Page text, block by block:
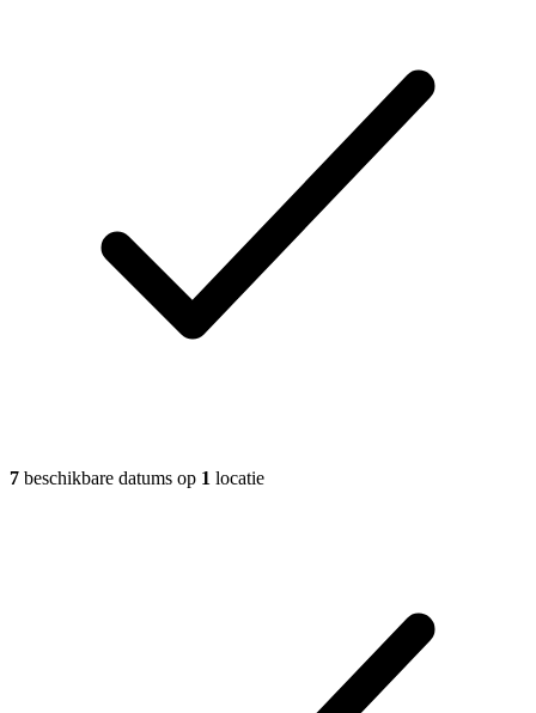
7 beschikbare datums op 1 locatie